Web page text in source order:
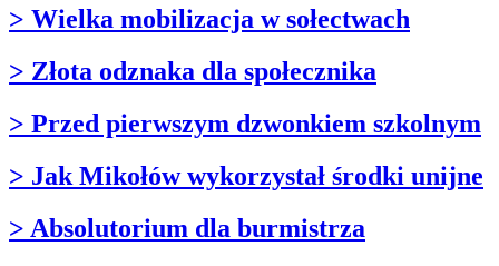
> Wielka mobilizacja w sołectwach
> Złota odznaka dla społecznika
> Przed pierwszym dzwonkiem szkolnym
> Jak Mikołów wykorzystał środki unijne
> Absolutorium dla burmistrza